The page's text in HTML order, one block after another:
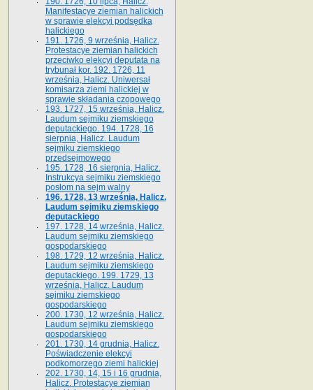
Manifestacye ziemian halickich
w sprawie elekcyi podsędka
halickiego
191. 1726, 9 września, Halicz.
Protestacye ziemian halickich
przeciwko elekcyi deputata na
trybunał kor. 192. 1726, 11
września, Halicz. Uniwersał
komisarza ziemi halickiej w
sprawie składania czopowego
193. 1727, 15 września, Halicz.
Laudum sejmiku ziemskiego
deputackiego. 194. 1728, 16
sierpnia, Halicz. Laudum
sejmiku ziemskiego
przedsejmowego
195. 1728, 16 sierpnia, Halicz.
Instrukcya sejmiku ziemskiego
posłom na sejm walny
196. 1728, 13 września, Halicz.
Laudum sejmiku ziemskiego
deputackiego
197. 1728, 14 września, Halicz.
Laudum sejmiku ziemskiego
gospodarskiego
198. 1729, 12 września, Halicz.
Laudum sejmiku ziemskiego
deputackiego. 199. 1729, 13
września, Halicz. Laudum
sejmiku ziemskiego
gospodarskiego
200. 1730, 12 września, Halicz.
Laudum sejmiku ziemskiego
gospodarskiego
201. 1730, 14 grudnia, Halicz.
Poświadczenie elekcyi
podkomorzego ziemi halickiej
202. 1730, 14, 15 i 16 grudnia,
Halicz. Protestacye ziemian